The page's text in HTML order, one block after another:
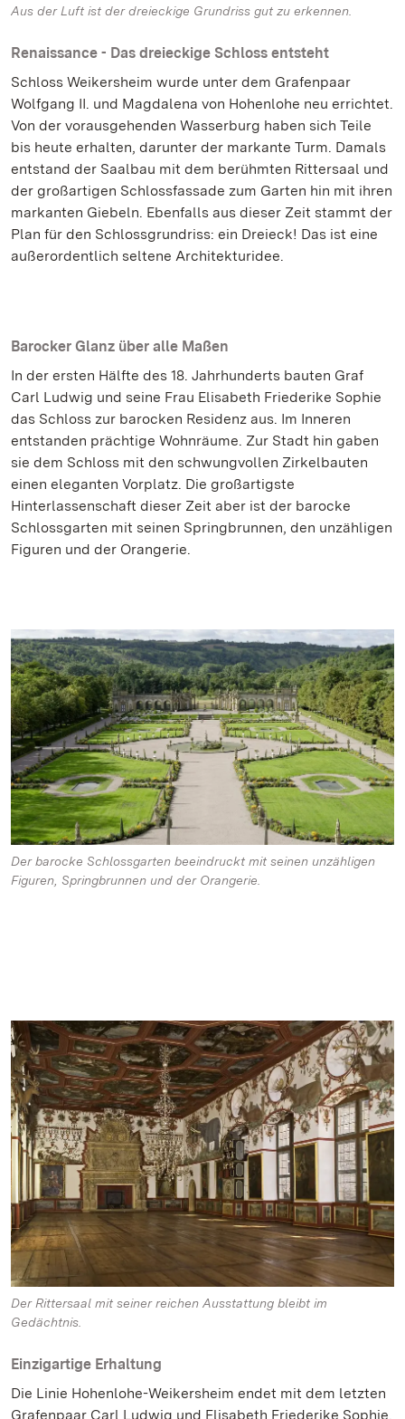
Aus der Luft ist der dreieckige Grundriss gut zu erkennen.
Renaissance - Das dreieckige Schloss entsteht
Schloss Weikersheim wurde unter dem Grafenpaar
Wolfgang II. und Magdalena von Hohenlohe neu errichtet.
Von der vorausgehenden Wasserburg haben sich Teile
bis heute erhalten, darunter der markante Turm. Damals
entstand der Saalbau mit dem berühmten Rittersaal und
der großartigen Schlossfassade zum Garten hin mit ihren
markanten Giebeln. Ebenfalls aus dieser Zeit stammt der
Plan für den Schlossgrundriss: ein Dreieck! Das ist eine
außerordentlich seltene Architekturidee.
Barocker Glanz über alle Maßen
In der ersten Hälfte des 18. Jahrhunderts bauten Graf
Carl Ludwig und seine Frau Elisabeth Friederike Sophie
das Schloss zur barocken Residenz aus. Im Inneren
entstanden prächtige Wohnräume. Zur Stadt hin gaben
sie dem Schloss mit den schwungvollen Zirkelbauten
einen eleganten Vorplatz. Die großartigste
Hinterlassenschaft dieser Zeit aber ist der barocke
Schlossgarten mit seinen Springbrunnen, den unzähligen
Figuren und der Orangerie.
Der barocke Schlossgarten beeindruckt mit seinen unzähligen
Figuren, Springbrunnen und der Orangerie.
Der Rittersaal mit seiner reichen Ausstattung bleibt im
Gedächtnis.
Einzigartige Erhaltung
Die Linie Hohenlohe-Weikersheim endet mit dem letzten
Grafenpaar Carl Ludwig und Elisabeth Friederike Sophie.